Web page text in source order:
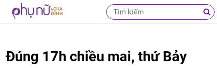
Đúng 17h chiều mai, thứ Bảy